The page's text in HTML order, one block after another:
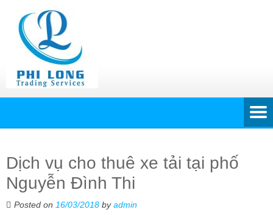
Dịch vụ cho thuê xe tải tại phố
Nguyễn Đình Thi
Posted on 16/03/2018 byadmin